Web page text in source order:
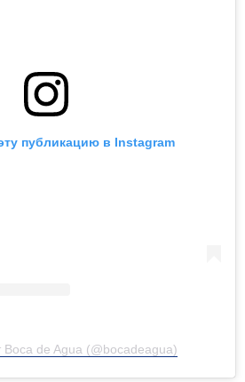
публикацию в Instagram
Boca de Agua (@bocadeagua)